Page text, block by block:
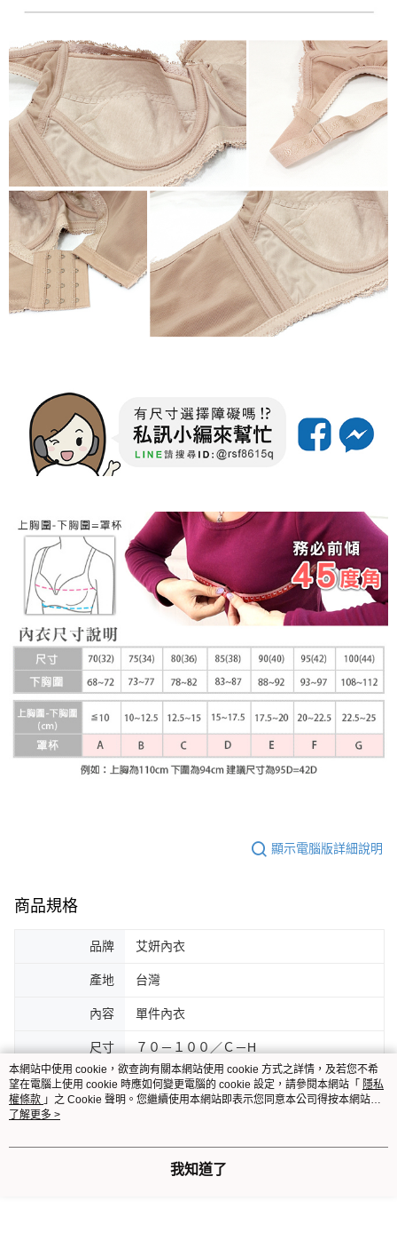
顯示電腦版詳細說明
商品規格
品牌 艾妍內衣
產地 台灣
內容 單件內衣
尺寸 ７０－１００／Ｃ－H
顏色 膚色、黑色、深藍
3排4鉤
本網站中使用 cookie，欲查詢有關本網站使用 cookie 方式之詳情，及若您不希
望在電腦上使用 cookie 時應如何變更電腦的 cookie 設定，請參閱本網站「 隱私
權條款 」之 Cookie 聲明。您繼續使用本網站即表示您同意本公司得按本網站使
用條款之 Cookie 聲明使用 cookie。
了解更多 >
我知道了